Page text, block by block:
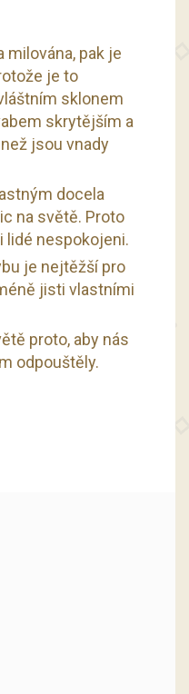
milována, pak je
je to
sklonem
skrytějším a
jsou vnady
docela
na světě. Proto
lidé nespokojeni.
je nejtěžší pro
jisti vlastními
proto, aby nás
odpouštěly.